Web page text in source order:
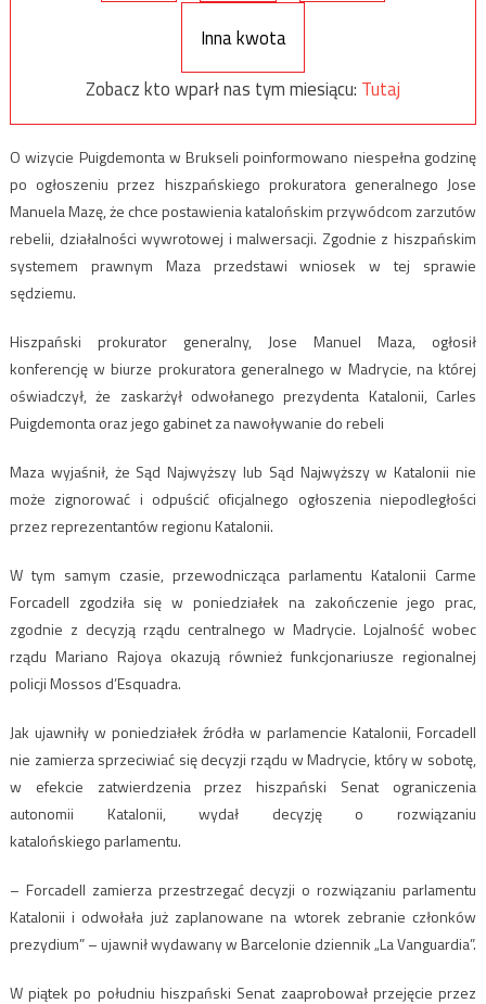
Inna kwota
Zobacz kto wparł nas tym miesiącu: Tutaj
O wizycie Puigdemonta w Brukseli poinformowano niespełna godzinę
po ogłoszeniu przez hiszpańskiego prokuratora generalnego Jose
Manuela Mazę, że chce postawienia katalońskim przywódcom zarzutów
rebelii, działalności wywrotowej i malwersacji. Zgodnie z hiszpańskim
systemem prawnym Maza przedstawi wniosek w tej sprawie
sędziemu.
Hiszpański prokurator generalny, Jose Manuel Maza, ogłosił
konferencję w biurze prokuratora generalnego w Madrycie, na której
oświadczył, że zaskarżył odwołanego prezydenta Katalonii, Carles
Puigdemonta oraz jego gabinet za nawoływanie do rebeli
Maza wyjaśnił, że Sąd Najwyższy lub Sąd Najwyższy w Katalonii nie
może zignorować i odpuścić oficjalnego ogłoszenia niepodległości
przez reprezentantów regionu Katalonii.
W tym samym czasie, przewodnicząca parlamentu Katalonii Carme
Forcadell zgodziła się w poniedziałek na zakończenie jego prac,
zgodnie z decyzją rządu centralnego w Madrycie. Lojalność wobec
rządu Mariano Rajoya okazują również funkcjonariusze regionalnej
policji Mossos d’Esquadra.
Jak ujawniły w poniedziałek źródła w parlamencie Katalonii, Forcadell
nie zamierza sprzeciwiać się decyzji rządu w Madrycie, który w sobotę,
w efekcie zatwierdzenia przez hiszpański Senat ograniczenia
autonomii Katalonii, wydał decyzję o rozwiązaniu
katalońskiego parlamentu.
– Forcadell zamierza przestrzegać decyzji o rozwiązaniu parlamentu
Katalonii i odwołała już zaplanowane na wtorek zebranie członków
prezydium” – ujawnił wydawany w Barcelonie dziennik „La Vanguardia”.
W piątek po południu hiszpański Senat zaaprobował przejęcie przez